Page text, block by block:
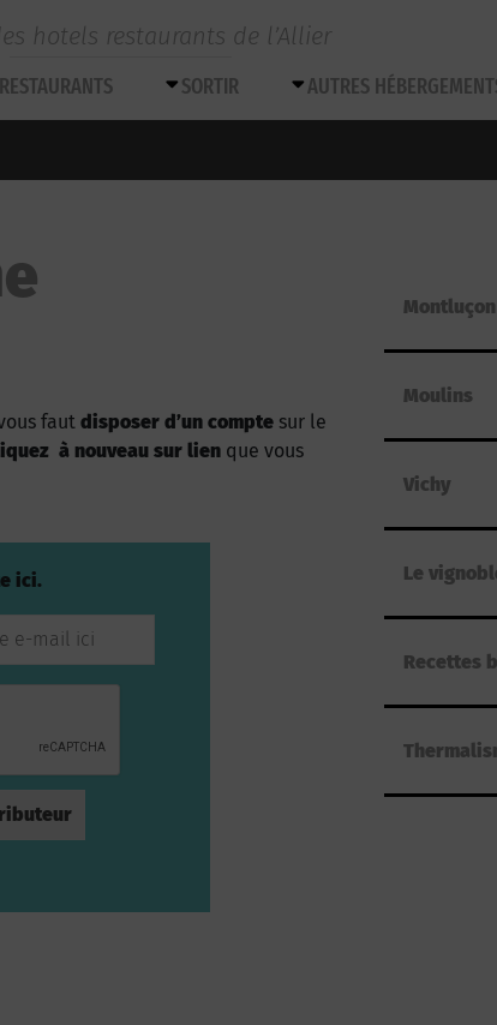
hotels restaurants de l’Allier
RESTAURANTS SORTIR AUTRES
faut disposer d’un compte sur le
à nouveau sur lien que vous
ici.
Montluçon
Moulins
Vichy
Le
Recettes